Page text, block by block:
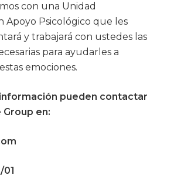
con una Unidad
Apoyo Psicológico que les
y trabajará con ustedes las
para ayudarles a
emociones.
pueden contactar
en:
01